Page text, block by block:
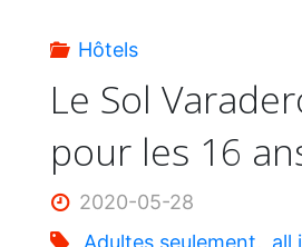
Hôtels
Le Sol
pour les 16
2020-05-28
Adultes seulement, all